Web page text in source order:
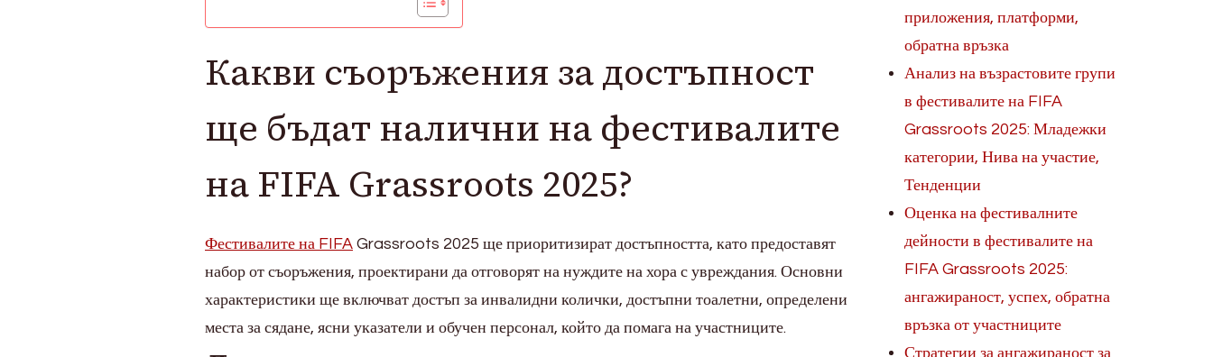
Какви съоръжения за достъпност
ще бъдат налични на фестивалите
на FIFA Grassroots 2025?
Фестивалите на FIFA Grassroots 2025 ще приоритизират достъпността, като предоставят
набор от съоръжения, проектирани да отговорят на нуждите на хора с увреждания. Основни
характеристики ще включват достъп за инвалидни колички, достъпни тоалетни, определени
места за сядане, ясни указатели и обучен персонал, който да помага на участниците.
приложения, платформи,
обратна връзка
Анализ на възрастовите групи
в фестивалите на FIFA
Grassroots 2025: Младежки
категории, Нива на участие,
Тенденции
Оценка на фестивалните
дейности в фестивалите на
FIFA Grassroots 2025:
ангажираност, успех, обратна
връзка от участниците
Стратегии за ангажираност за